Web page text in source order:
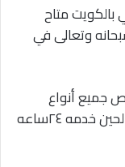
متاح
الله سبحانه وتعالى في
جميع أنواع
الغسالات في الكويت تواصل معنا نصلك الحين خدمه ٢٤ساعه